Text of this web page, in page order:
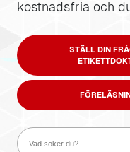
kostnadsfria och
STÄLL DIN